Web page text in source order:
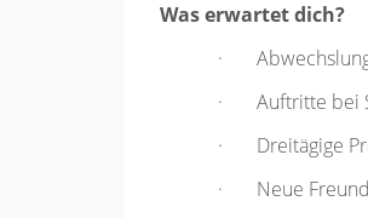
Was erwartet dich?
·
· Auftritte bei
· Dreitägige
· Neue